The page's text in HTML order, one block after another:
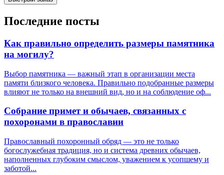
Последние посты
Как правильно определить размеры памятника
на могилу?
Выбор памятника — важный этап в организации места
памяти близкого человека. Правильно подобранные размеры
влияют не только на внешний вид, но и на соблюдение оф...
Собрание примет и обычаев, связанных с
похоронами в православии
Православный похоронный обряд — это не только
богослужебная традиция, но и система древних обычаев,
наполненных глубоким смыслом, уважением к усопшему и
заботой...